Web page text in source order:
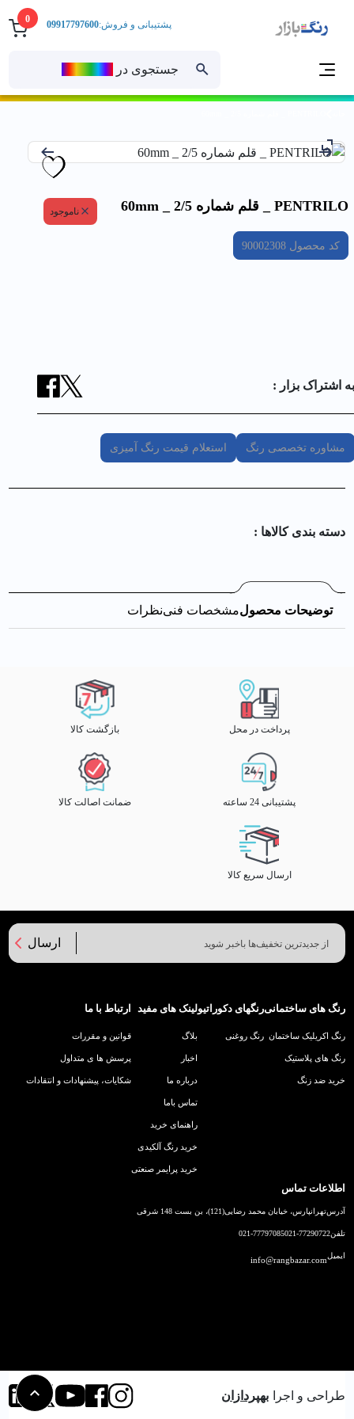
0
جستجوی در
پشتیبانی و فروش:09917797600
PENTRILO _ قلم شماره 2/5 _ 60mm ناموجود
کد محصول90002308
به اشتراک بزار :
مشاوره تخصصی رنگ استعلام قیمت رنگ آمیزی
دسته بندی کالا‌ها :
توضیحات محصولمشخصات فنینظرات
پرداخت در محل بازگشت کالا
پشتیبانی 24 ساعته ضمانت اصالت کالا
ارسال سریع کالا
ارسال
رنگ های ساختمانی
رنگ اکریلیک ساختمان
رنگ های پلاستیک
خرید ضد زنگ
رنگهای دکوراتیو
رنگ روغنی
لینک های مفید
بلاگ
اخبار
درباره ما
تماس باما
راهنمای خرید
خرید رنگ آلکیدی
خرید پرایمر صنعتی
ارتباط با ما
قوانین و مقررات
پرسش ها ی متداول
شکایات، پیشنهادات و انتقادات
اطلاعات تماس
آدرستهرانپارس، خیابان محمد رضایی(121)، بن بست 148 شرقی
تلفن021-77290722
021-77797085
ایمیلinfo@rangbazar.com
طراحی و اجرا بهپردازان